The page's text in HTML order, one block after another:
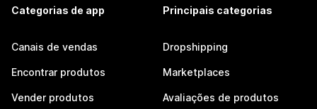
Categorias de app
Canais de vendas
Encontrar produtos
Vender produtos
Principais categorias
Dropshipping
Marketplaces
Avaliações de produtos